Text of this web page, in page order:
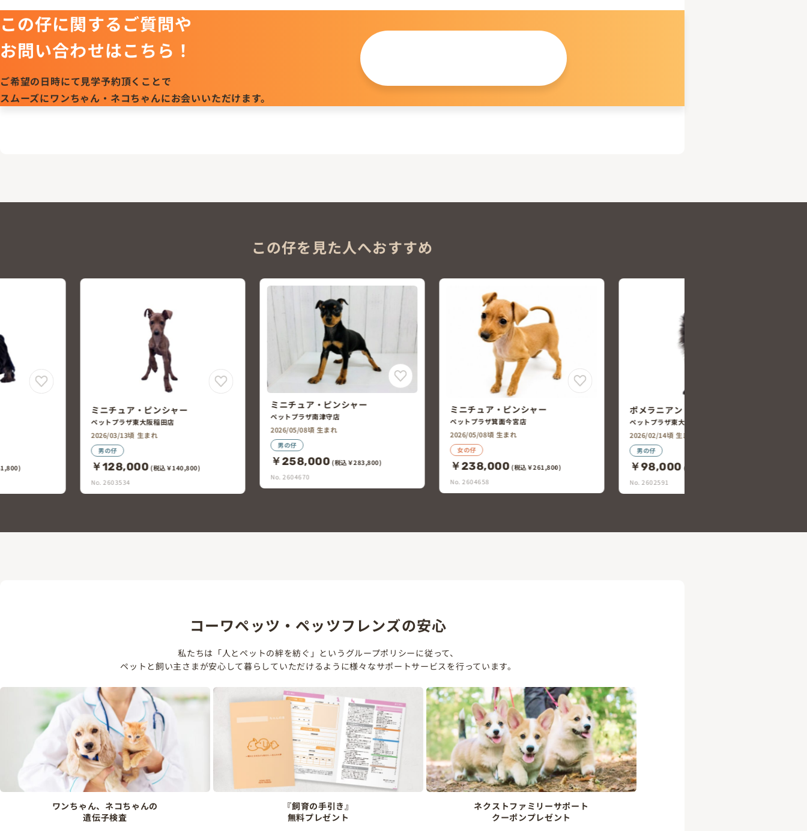
この仔に関するご質問や
お問い合わせはこちら！
ご希望の日時にて見学予約頂くことで
スムーズにワンちゃん・ネコちゃんにお会いいただけます。
この仔を見た人へおすすめ
ミニチュア・ピンシャー
ペットプラザ東大阪稲田店
2026/03/13頃 生まれ
男の仔
￥128,000 (税込￥140,800)
No. 2603534
ミニチュア・ピンシャー
ペットプラザ南津守店
2026/05/08頃 生まれ
男の仔
￥258,000 (税込￥283,800)
No. 2604670
ミニチュア・ピンシャー
ペットプラザ箕面今宮店
2026/05/08頃 生まれ
女の仔
￥238,000 (税込￥261,800)
No. 2604658
ポメラニアン
ペットプラザ東大阪稲田店
2026/02/14頃 生まれ
男の仔
￥98,000 (税込￥107,800)
No. 2602591
コーワペッツ・ペッツフレンズの安心
私たちは「人とペットの絆を紡ぐ」というグループポリシーに従って、
ペットと飼い主さまが安心して暮らしていただけるように様々なサポートサービスを行っています。
ワンちゃん、ネコちゃんの
遺伝子検査
『飼育の手引き』
無料プレゼント
ネクストファミリーサポート
クーポンプレゼント